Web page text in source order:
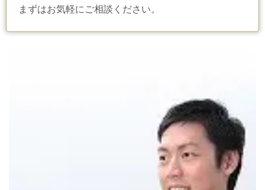
まずはお気軽にご相談ください。